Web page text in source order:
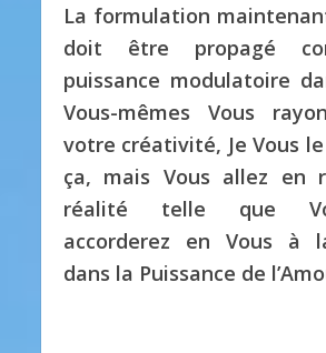
La formulation
doit être propagé
puissance modulatoire
Vous-mêmes Vous
votre créativité, Je Vous
ça, mais Vous allez en
réalité telle que
accorderez en Vous à
dans la Puissance de